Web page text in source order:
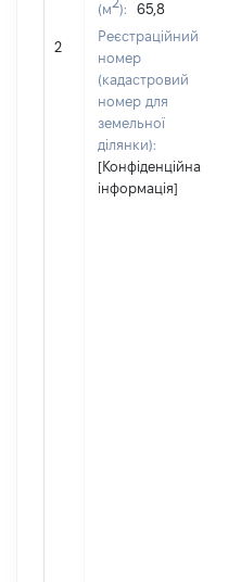
2
(м ):
65,8
Реєстраційний
номер
(кадастровий
номер для
земельної
ділянки):
[Конфіденційна
інформація]